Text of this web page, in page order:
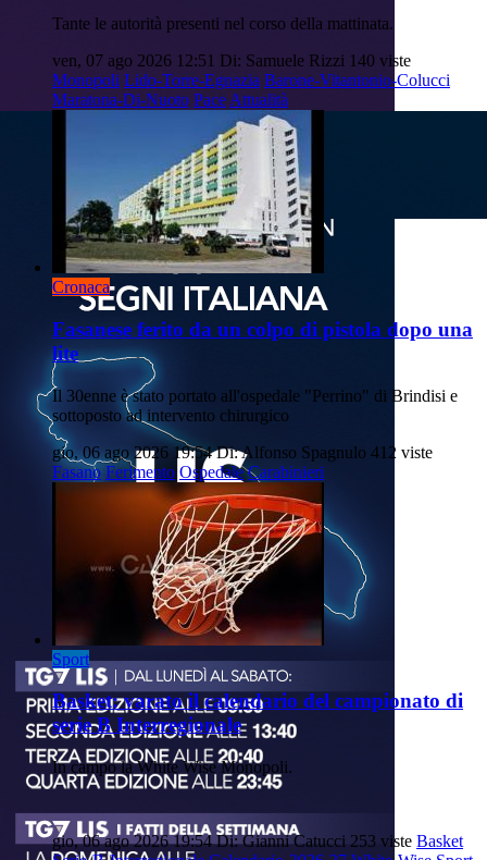
Tante le autorità presenti nel corso della mattinata.
ven, 07 ago 2026 12:51 Di: Samuele Rizzi 140 viste
Monopoli Lido-Torre-Egnazia Barone-Vitantonio-Colucci
Maratona-Di-Nuoto Pace Attualità
Cronaca
Fasanese ferito da un colpo di pistola dopo una
lite
Il 30enne è stato portato all'ospedale "Perrino" di Brindisi e
sottoposto ad intervento chirurgico
gio, 06 ago 2026 19:54 Di: Alfonso Spagnulo 412 viste
Fasano Ferimento Ospedale Carabinieri
Sport
Basket: varato il calendario del campionato di
serie B Interregionale
In campo la White Wise Monopoli.
gio, 06 ago 2026 19:54 Di: Gianni Catucci 253 viste Basket